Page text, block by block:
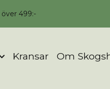
499:-
Kransar Om